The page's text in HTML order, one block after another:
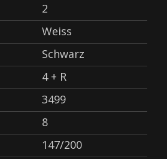
2
Weiss
Schwarz
4 + R
3499
8
147/200